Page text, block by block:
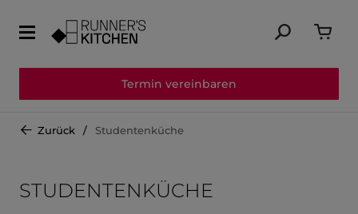
Termin vereinbaren
Zurück Studentenküche
STUDENTENKÜCHE